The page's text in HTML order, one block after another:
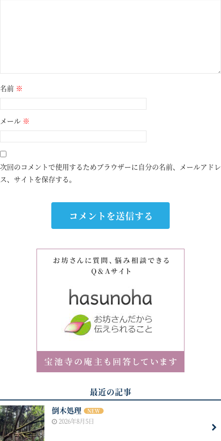
名前 ※
メール ※
次回のコメントで使用するためブラウザーに自分の名前、メールアドレ
ス、サイトを保存する。
最近の記事
倒木処理 NEW
2026年8月5日